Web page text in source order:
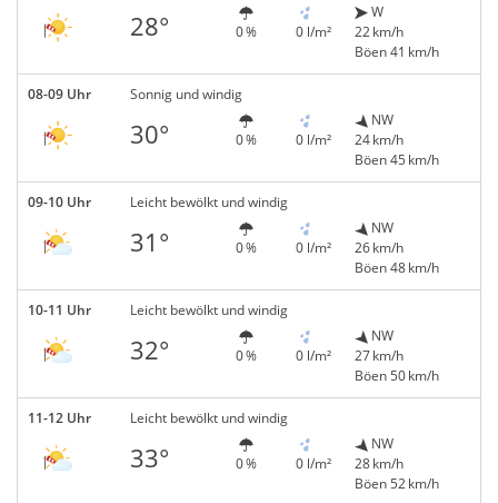
28° 0 % 0 l/m²
W
22 km/h
Böen 41 km/h
08-09 Uhr Sonnig und windig
30° 0 % 0 l/m²
NW
24 km/h
Böen 45 km/h
09-10 Uhr Leicht bewölkt und windig
31° 0 % 0 l/m²
NW
26 km/h
Böen 48 km/h
10-11 Uhr Leicht bewölkt und windig
32° 0 % 0 l/m²
NW
27 km/h
Böen 50 km/h
11-12 Uhr Leicht bewölkt und windig
33° 0 % 0 l/m²
NW
28 km/h
Böen 52 km/h